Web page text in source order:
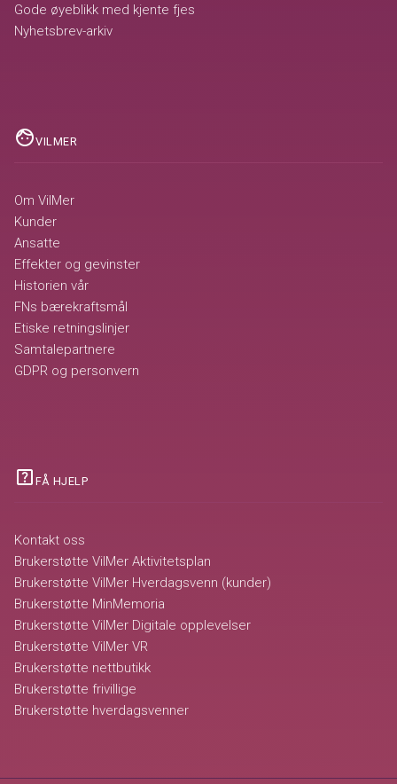
Gode øyeblikk med kjente fjes
Nyhetsbrev-arkiv
faceVILMER
Om VilMer
Kunder
Ansatte
Effekter og gevinster
Historien vår
FNs bærekraftsmål
Etiske retningslinjer
Samtalepartnere
GDPR og personvern
help_center FÅ HJELP
Kontakt oss
Brukerstøtte VilMer Aktivitetsplan
Brukerstøtte VilMer Hverdagsvenn (kunder)
Brukerstøtte MinMemoria
Brukerstøtte VilMer Digitale opplevelser
Brukerstøtte VilMer VR
Brukerstøtte nettbutikk
Brukerstøtte frivillige
Brukerstøtte hverdagsvenner